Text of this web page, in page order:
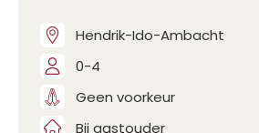
Hendrik-Ido-Ambacht
0-4
Geen voorkeur
Bij gastouder